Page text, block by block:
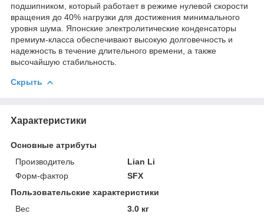
подшипником, который работает в режиме нулевой скорости
вращения до 40% нагрузки для достижения минимального
уровня шума. Японские электролитические конденсаторы
премиум-класса обеспечивают высокую долговечность и
надежность в течение длительного времени, а также
высочайшую стабильность.
Скрыть
Характеристики
Основные атрибуты
Производитель
Lian Li
Форм-фактор
SFX
Пользовательские характеристики
Вес
3.0 кг